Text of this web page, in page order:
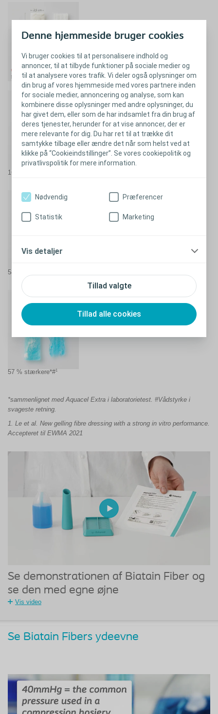
Denne hjemmeside bruger cookies
Vi bruger cookies til at personalisere indhold og
annoncer, til at tilbyde funktioner på sociale medier og
til at analysere vores trafik. Vi deler også oplysninger om
din brug af vores hjemmeside med vores partnere inden
for sociale medier, annoncering og analyse, som kan
kombinere disse oplysninger med andre oplysninger, du
har givet dem, eller som de har indsamlet fra din brug af
deres tjenester, herunder for at vise annoncer, der er
mere relevante for dig. Du har ret til at trække dit
samtykke tilbage eller ændre det når som helst ved at
klikke på “Cookieindstillinger”. Se vores cookiepolitik og
privatlivspolitik for mere information.
Tillad valgte
Tillad alle cookies
Nødvendig Præferencer
Statistik Marketing
Vis detaljer
16 % højere sugeevne og 33 % bedre indkapsling*
58 % mindre krympning*
57 % stærkere*#1
*sammenlignet med Aquacel Extra i laboratorietest. #Vådstyrke i
svageste retning.
1. Le et al. New gelling fibre dressing with a strong in vitro performance.
Accepteret til EWMA 2021
Se demonstrationen af Biatain Fiber og
se den med egne øjne
Vis video
Se Biatain Fibers ydeevne